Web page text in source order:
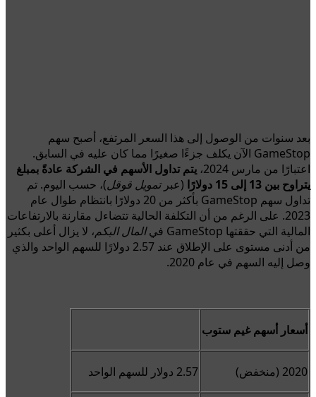
بعد سنوات من الوصول إلى هذا السعر المرتفع، أصبح سهم
GameStop الآن يكلف جزءًا صغيرًا مما كان عليه في السابق.
اعتبارًا من مارس 2024،
يتم تداول الأسهم في الشركة عادةً بمبلغ
يتراوح بين 13 إلى 15 دولارًا
(عبرتمويل قوقل)، حسب اليوم. تم
تداول سهم GameStop بأكثر من 20 دولارًا بانتظام طوال عام
2023. على الرغم من أن التكلفة الحالية تتضاءل مقارنة بالارتفاعات
المالية التي حققتها GameStop في
المال البكم، لا يزال أعلى بكثير
من أدنى مستوى على الإطلاق عند 2.57 دولارًا للسهم الواحد والذي
وصل إليه السهم في عام 2020.
أسعار أسهم غيم ستوب
2020 (منخفض) 2.57 دولار للسهم الواحد